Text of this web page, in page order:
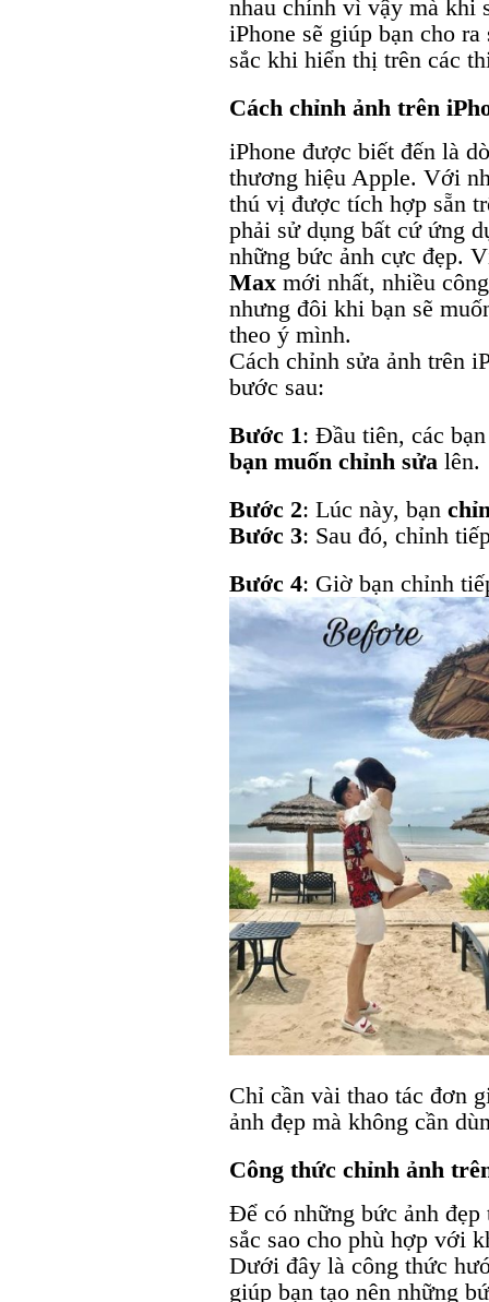
nhau chính vì vậy mà khi
iPhone sẽ giúp bạn cho
sắc khi hiển thị trên các
Cách chỉnh ảnh trên
iPhone được biết đến là
thương hiệu Apple. Với
thú vị được tích hợp sẵn
phải sử dụng bất cứ ứng
những bức ảnh cực đẹp.
Max mới nhất, nhiều
nhưng đôi khi bạn sẽ
theo ý mình.
Cách chỉnh sửa ảnh trên
bước sau:
Bước 1: Đầu tiên, các
bạn muốn chỉnh sửa lên.
Bước 2: Lúc này, bạn
Bước 3: Sau đó, chỉnh
Bước 4: Giờ bạn chỉnh
Chỉ cần vài thao tác đơn
ảnh đẹp mà không cần
Công thức chỉnh ảnh
Để có những bức ảnh đẹp
sắc sao cho phù hợp với
Dưới đây là công thức
giúp bạn tạo nên những